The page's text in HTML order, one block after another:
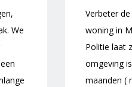
We
Verbeter
woning in
Politie laat
omgeving
maanden (